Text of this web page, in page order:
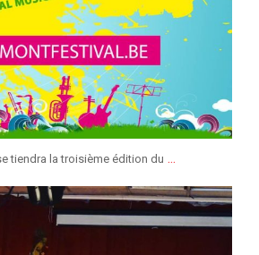
tiendra la troisième édition du ...
jeunessesmusicaleslg
Mar 9